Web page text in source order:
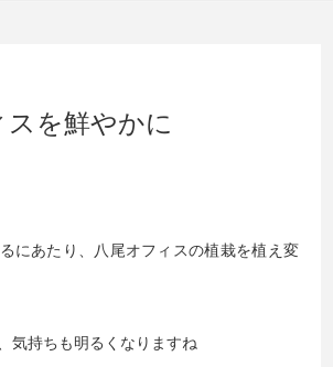
スを鮮やかに
にあたり、八尾オフィスの植栽を植え変
気持ちも明るくなりますね